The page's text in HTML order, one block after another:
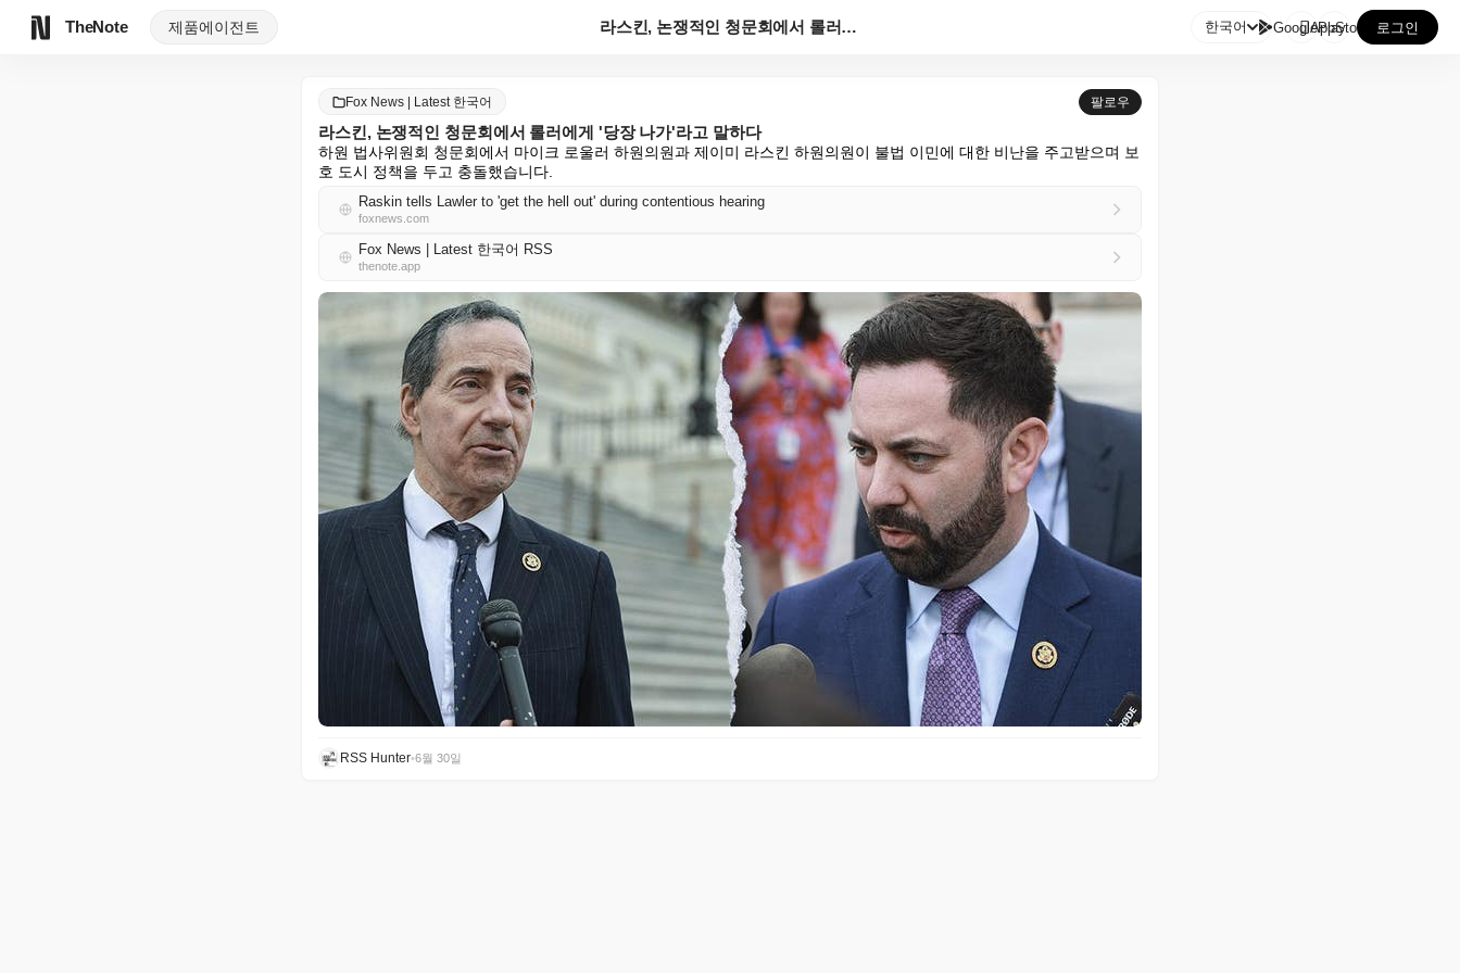
TheNote 제품에이전트 라스킨, 논쟁적인 청문회에서 롤러에게 '당장 나가'라고... 한국어 GooglePlay
AppStore 로그인
Fox News | Latest 한국어 팔로우
라스킨, 논쟁적인 청문회에서 롤러에게 '당장 나가'라고 말하다
하원 법사위원회 청문회에서 마이크 로울러 하원의원과 제이미 라스킨 하원의원이 불법 이민에 대한 비난을 주고받으며 보
호 도시 정책을 두고 충돌했습니다.
Raskin tells Lawler to 'get the hell out' during contentious hearing
foxnews.com
Fox News | Latest 한국어 RSS
thenote.app
RSS Hunter•6월 30일